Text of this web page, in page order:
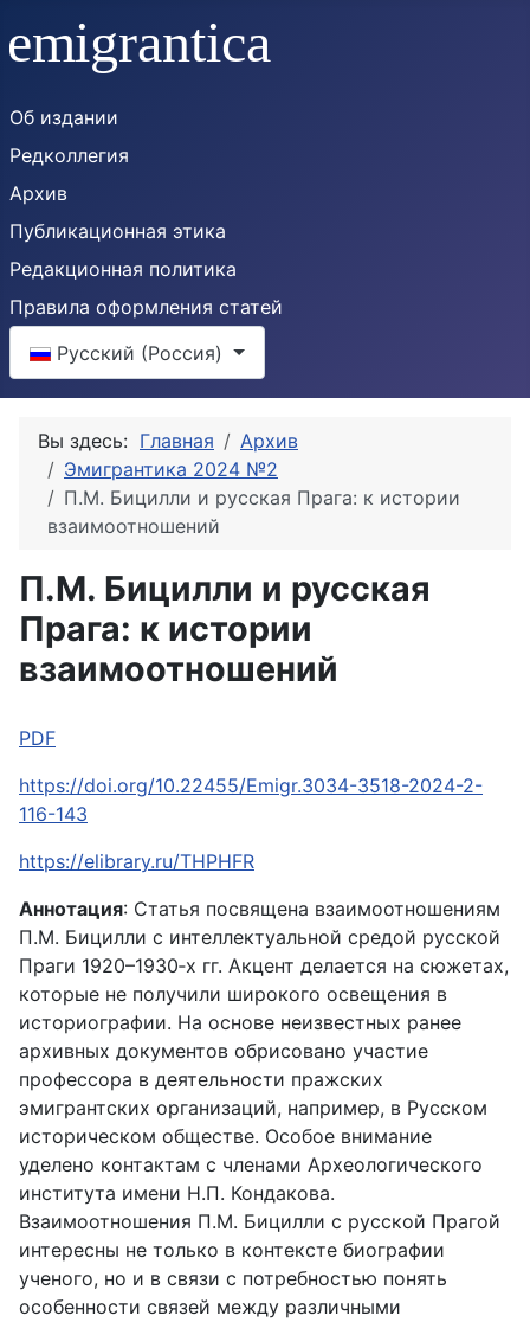
Об издании
Редколлегия
Архив
Публикационная этика
Редакционная политика
Правила оформления статей
Выберите язык
Русский (Россия)
Вы здесь: Главная
Архив
Эмигрантика 2024 №2
П.М. Бицилли и русская Прага: к истории
взаимоотношений
П.М. Бицилли и русская
Прага: к истории
взаимоотношений
PDF
https://doi.org/10.22455/Emigr.3034-3518-2024-2-
116-143
https://elibrary.ru/THPHFR
Аннотация: Статья посвящена взаимоотношениям
П.М. Бицилли с интеллектуальной средой русской
Праги 1920–1930‑х гг. Акцент делается на сюжетах,
которые не получили широкого освещения в
историографии. На основе неизвестных ранее
архивных документов обрисовано участие
профессора в деятельности пражских
эмигрантских организаций, например, в Русском
историческом обществе. Особое внимание
уделено контактам с членами Археологического
института имени Н.П. Кондакова.
Взаимоотношения П.М. Бицилли с русской Прагой
интересны не только в контексте биографии
ученого, но и в связи с потребностью понять
особенности связей между различными